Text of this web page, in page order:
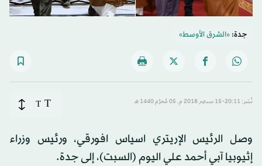
جدة:«الشرق الأوسط»
نُشر: 20:11-15 سبتمبر 2018 م ـ 05 مُحرَّم 1440 هـ T
T
وصل الرئيس الإريتري اسياس افورقي، ورئيس وزراء
إثيوبيا آبي أحمد علي اليوم (السبت)، إلى جدة.